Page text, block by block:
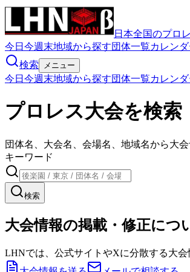
日本全国のプロ
今日 今週末地域から探す団体一覧カレン
検索
メニュー
今日 今週末地域から探す団体一覧カレン
プロレス大会を検索
団体名、大会名、会場名、地域名から大会
キーワード
検索
大会情報の掲載・修正につ
LHNでは、公式サイトやXに分散する大